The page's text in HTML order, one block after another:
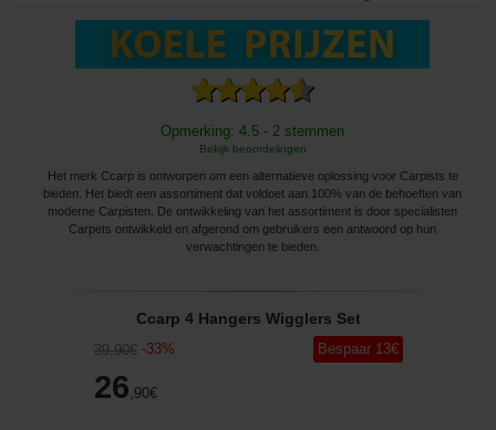
Opmerking: 4.5 - 2 stemmen
Bekijk beoordelingen
Het merk Ccarp is ontworpen om een ​​alternatieve oplossing voor Carpists te
bieden. Het biedt een assortiment dat voldoet aan 100% van de behoeften van
moderne Carpisten. De ontwikkeling van het assortiment is door specialisten
Carpets ontwikkeld en afgerond om gebruikers een antwoord op hun
verwachtingen te bieden.
Ccarp 4 Hangers Wigglers Set
39,90€ -33%
26 ,90€
Bespaar 13€